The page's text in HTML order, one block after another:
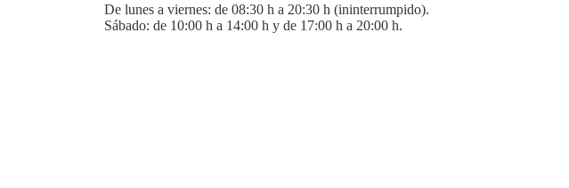
De lunes a viernes: de 08:30 h a 20:30 h (ininterrumpido).
Sábado: de 10:00 h a 14:00 h y de 17:00 h a 20:00 h.